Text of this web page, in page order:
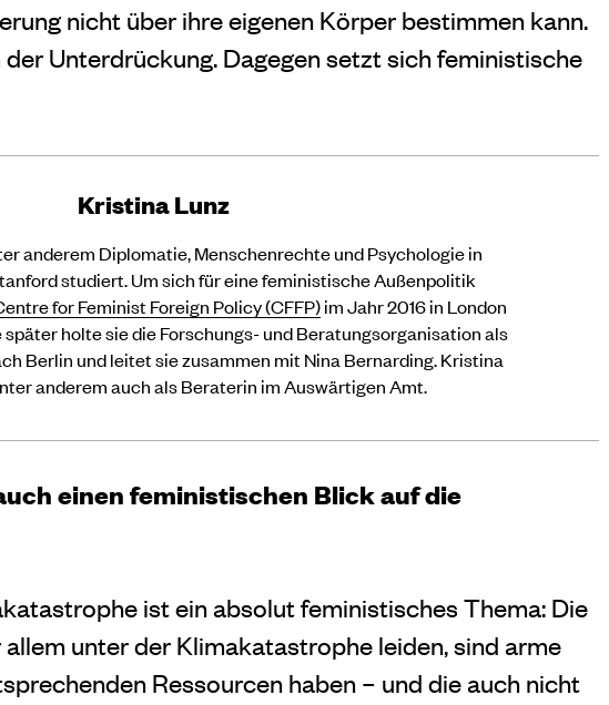
nicht über ihre eigenen Körper bestimmen kann.
Unterdrückung. Dagegen setzt sich feministische
Kristina Lunz
anderem Diplomatie, Menschenrechte und Psychologie in
studiert. Um sich für eine feministische Außenpolitik
for Feminist Foreign Policy (CFFP)im Jahr 2016 in London
holte sie die Forschungs- und Beratungsorganisation als
Berlin und leitet sie zusammen mit Nina Bernarding. Kristina
anderem auch als Beraterin im Auswärtigen Amt.
einen feministischen Blick auf die
ist ein absolut feministisches Thema: Die
unter der Klimakatastrophe leiden, sind arme
Ressourcen haben – und die auch nicht